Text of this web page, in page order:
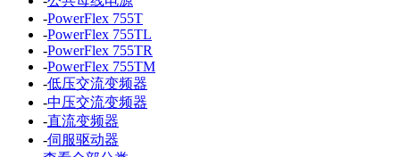
-PowerFlex 755T
-PowerFlex 755TL
-PowerFlex 755TR
-PowerFlex 755TM
-低压交流变频器
-中压交流变频器
-直流变频器
-伺服驱动器